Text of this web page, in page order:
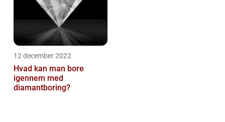
12 december 2022
Hvad kan man bore
igennem med
diamantboring?